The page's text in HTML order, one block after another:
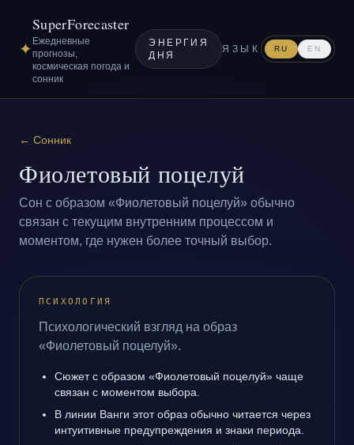
✦
SuperForecaster
Ежедневные
прогнозы,
космическая погода и
сонник
ЭНЕРГИЯ
ДНЯ
ЯЗЫК RU EN
← Сонник
Фиолетовый поцелуй
Сон с образом «Фиолетовый поцелуй» обычно
связан с текущим внутренним процессом и
моментом, где нужен более точный выбор.
ПСИХОЛОГИЯ
Психологический взгляд на образ
«Фиолетовый поцелуй».
Сюжет с образом «Фиолетовый поцелуй» чаще
связан с моментом выбора.
В линии Ванги этот образ обычно читается через
интуитивные предупреждения и знаки периода.